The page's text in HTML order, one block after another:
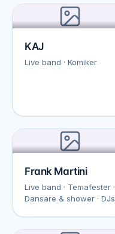
KAJ
Live band · Komiker
Frank Martini
Live band · Temafester ·
Dansare & shower · DJs